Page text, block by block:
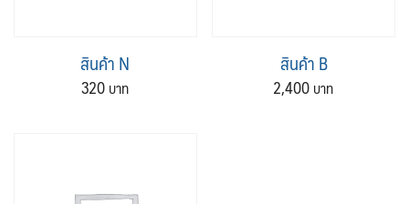
สินค้า N
320
สินค้า B
2,400